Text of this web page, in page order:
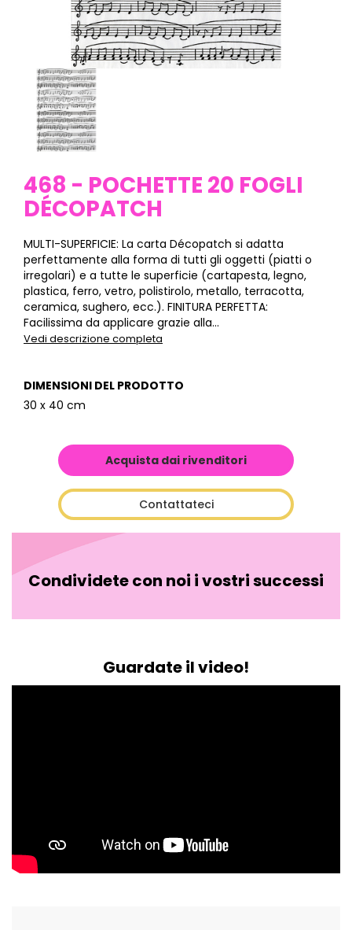
468 - POCHETTE 20 FOGLI
DÉCOPATCH
MULTI-SUPERFICIE: La carta Décopatch si adatta
perfettamente alla forma di tutti gli oggetti (piatti o
irregolari) e a tutte le superficie (cartapesta, legno,
plastica, ferro, vetro, polistirolo, metallo, terracotta,
ceramica, sughero, ecc.). FINITURA PERFETTA:
Facilissima da applicare grazie alla...
Vedi descrizione completa
DIMENSIONI DEL PRODOTTO
30 x 40 cm
Acquista dai rivenditori
Contattateci
Condividete con noi i vostri successi
Guardate il video!